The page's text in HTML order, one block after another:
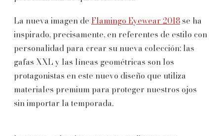
La nueva imagen de Flamingo Eyewear 2018 se ha
inspirado, precisamente, en referentes de estilo con
personalidad para crear su nueva colección; las
gafas XXL y las líneas geométricas son los
protagonistas en este nuevo diseño que utiliza
materiales premium para proteger nuestros ojos
sin importar la temporada.